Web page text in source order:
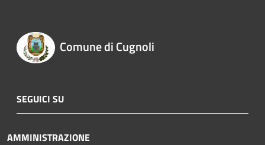
Comune di Cugnoli
SEGUICI SU
AMMINISTRAZIONE